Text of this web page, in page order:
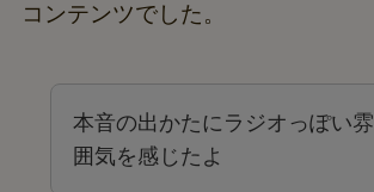
コンテンツでした。
本音の出かたにラジオっぽい雰
囲気を感じたよ